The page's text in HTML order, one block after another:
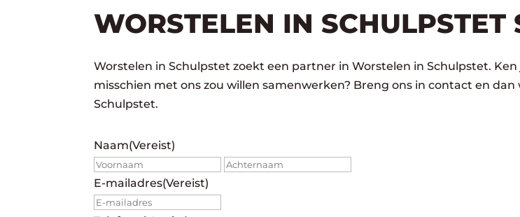
WORSTELEN IN
Worstelen in Schulpstet zoekt een partner in Worstelen in Schulpstet.
misschien met ons zou willen samenwerken? Breng ons in contact en
Schulpstet.
Naam(Vereist)
Voornaam
E-mailadres(Vereist)